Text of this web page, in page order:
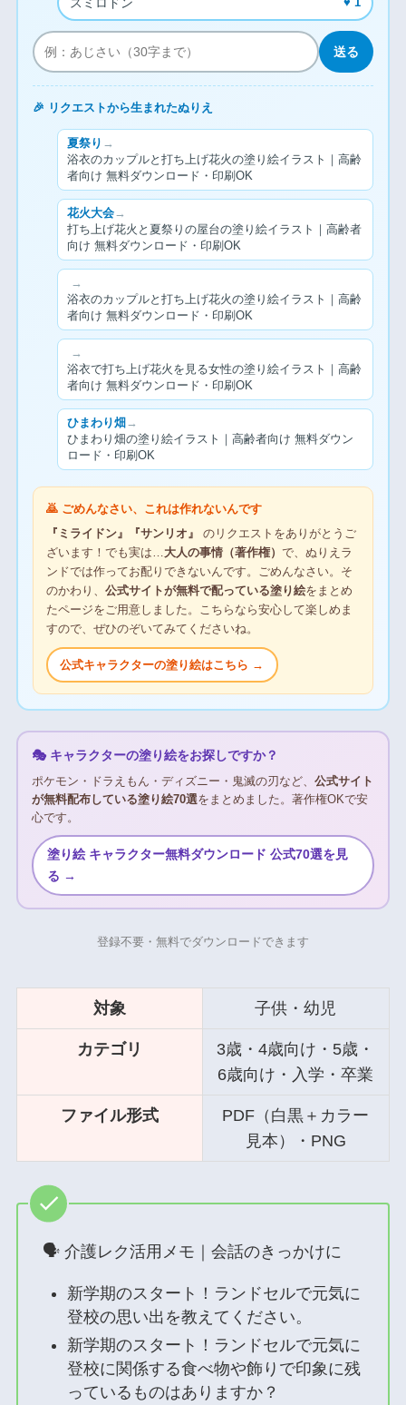
送る
🎉 リクエストから生まれたぬりえ
夏祭り →
浴衣のカップルと打ち上げ花火の塗り絵イラスト｜高齢
者向け 無料ダウンロード・印刷OK
花火大会→
打ち上げ花火と夏祭りの屋台の塗り絵イラスト｜高齢者
向け 無料ダウンロード・印刷OK
→
浴衣のカップルと打ち上げ花火の塗り絵イラスト｜高齢
者向け 無料ダウンロード・印刷OK
→
浴衣で打ち上げ花火を見る女性の塗り絵イラスト｜高齢
者向け 無料ダウンロード・印刷OK
ひまわり畑 →
ひまわり畑の塗り絵イラスト｜高齢者向け 無料ダウン
ロード・印刷OK
🙇 ごめんなさい、これは作れないんです
『ミライドン』『サンリオ』
のリクエストをありがとうご
ざいます！でも実は…大人の事情（著作権） で、ぬりえラ
ンドでは作ってお配りできないんです。ごめんなさい。そ
のかわり、 公式サイトが無料で配っている塗り絵をまとめ
たページをご用意しました。こちらなら安心して楽しめま
すので、ぜひのぞいてみてくださいね。
公式キャラクターの塗り絵はこちら →
🎭 キャラクターの塗り絵をお探しですか？
ポケモン・ドラえもん・ディズニー・鬼滅の刃など、 公式サイト
が無料配布している塗り絵70選をまとめました。著作権OKで安
心です。
塗り絵 キャラクター無料ダウンロード 公式70選を見
る →
登録不要・無料でダウンロードできます
対象 子供・幼児
カテゴリ
3歳・4歳向け・5歳・
6歳向け・入学・卒業
ファイル形式
PDF（白黒＋カラー
見本）・PNG
🗣 介護レク活用メモ｜会話のきっかけに
新学期のスタート！ランドセルで元気に
登校の思い出を教えてください。
新学期のスタート！ランドセルで元気に
登校に関係する食べ物や飾りで印象に残
っているものはありますか？